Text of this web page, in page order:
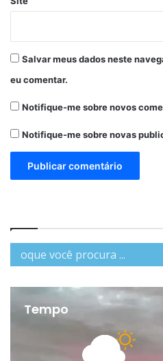
Salvar meus dados neste
eu comentar.
Notifique-me sobre novos
Notifique-me sobre novas
Tempo